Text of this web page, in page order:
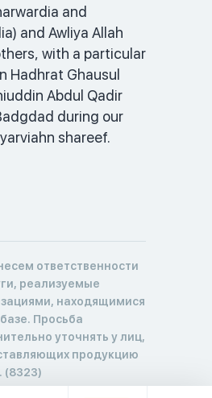
and
and Awliya Allah
with a particular
Hadhrat Ghausul
Abdul Qadir
during our
shareef.
ответственности
реализуемые
находящимися
Просьба
уточнять у лиц,
продукцию
(8323)